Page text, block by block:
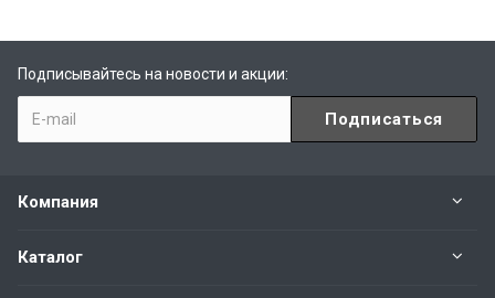
Подписывайтесь на новости и акции:
Компания
Каталог